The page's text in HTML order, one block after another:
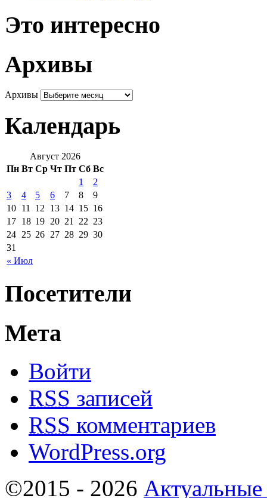
Это интересно
Архивы
Архивы
Календарь
Август 2026
Пн Вт Ср Чт Пт Сб Вс
« Июл
1
2
3
4 5 6 7 8
9
10 11 12 13 14 15 16
17 18 19 20 21 22 23
24 25 26 27 28 29 30
31
Посетители
Мета
Войти
RSS записей
RSS комментариев
WordPress.org
©2015 - 2026